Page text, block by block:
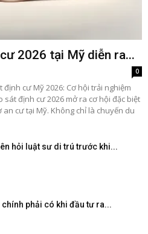
2026 tại Mỹ diễn ra...
0
cư Mỹ 2026: Cơ hội trải nghiệm
định cư 2026 mở ra cơ hội đặc biệt
cư tại Mỹ. Không chỉ là chuyến du
hỏi luật sư di trú trước khi...
chính phải có khi đầu tư ra...